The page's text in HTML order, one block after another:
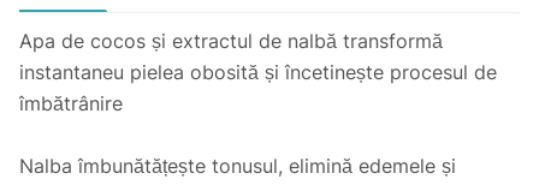
Apa de cocos și extractul de nalbă transformă
instantaneu pielea obosită și încetinește procesul de
îmbătrânire
Nalba îmbunătățește tonusul, elimină edemele și